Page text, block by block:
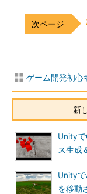
ゲーム開発初心
新
Unity
ス生成
Unity
を移動